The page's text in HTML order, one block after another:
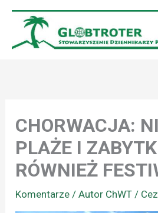
Przejdź
treści
CHORWACJA:
PLAŻE I
RÓWNIEŻ
Komentarze / Autor ChWT /